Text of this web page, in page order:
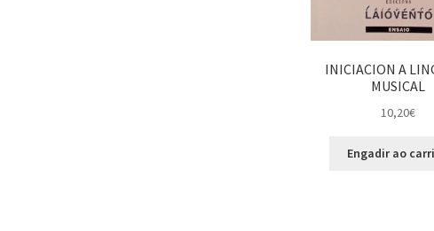
INICIACION A
MUSICAL
10,20€
Engadir ao